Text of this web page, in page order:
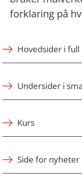
forklaring på
Hovedsider i
Undersider i
Kurs
Side for nyheter